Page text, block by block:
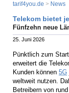
tarif4you.de > News
Telekom bietet
Fünfzehn neue
25. Juni 2026
Pünktlich zum
erweitert die
Kunden können 5G
weltweit nutzen.
Betreibern von